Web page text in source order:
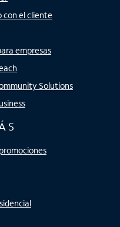
con el cliente
empresas
Solutions